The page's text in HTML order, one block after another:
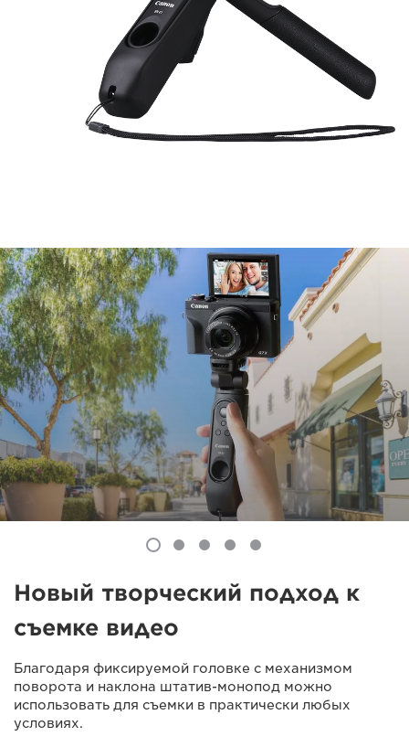
Новый творческий подход к
съемке видео
Благодаря фиксируемой головке с механизмом
поворота и наклона штатив-монопод можно
использовать для съемки в практически любых
условиях.